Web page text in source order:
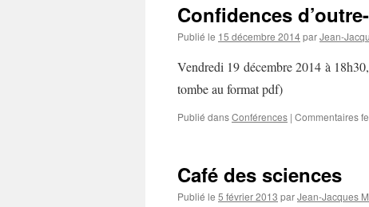
Confidences
Publié le 15 décembre 2014parJean-
Vendredi 19 décembre 2014 à
tombe au format pdf)
Publié dansConférences | Commentaires
Café des sciences
Publié le 5 février 2013 parJean-Jacques